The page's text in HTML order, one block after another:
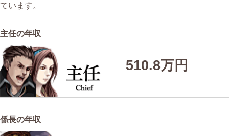
ています。
主任の年収
510.8万円
係長の年収